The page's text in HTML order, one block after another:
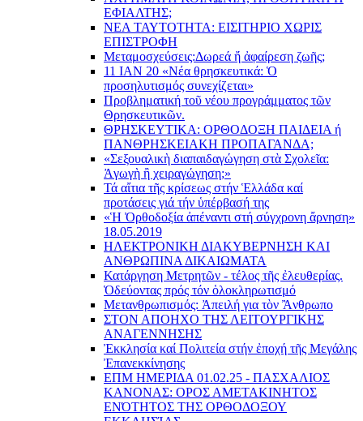
ΕΦΙΑΛΤΗΣ;
ΝΕΑ ΤΑΥΤΟΤΗΤΑ: ΕΙΣΙΤΗΡΙΟ ΧΩΡΙΣ
ΕΠΙΣΤΡΟΦΗ
Μεταμοσχεύσεις:Δωρεά ἤ ἀφαίρεση ζωῆς;
11 ΙΑΝ 20 «Νέα θρησκευτικά: Ὁ
προσηλυτισμός συνεχίζεται»
Προβληματική τοῦ νέου προγράμματος τῶν
Θρησκευτικῶν.
ΘΡΗΣΚΕΥΤΙΚΑ: ΟΡΘΟΔΟΞΗ ΠΑΙΔΕΙΑ ή
ΠΑΝΘΡΗΣΚΕΙΑΚΗ ΠΡΟΠΑΓΑΝΔΑ;
«Σεξουαλικὴ διαπαιδαγώγηση στὰ Σχολεῖα:
Ἀγωγὴ ἢ χειραγώγηση;»
Τά αἴτια τῆς κρίσεως στήν Ἑλλάδα καί
προτάσεις γιά τήν ὑπέρβασή της
«Ἡ Ὀρθοδοξία ἀπέναντι στή σύγχρονη ἄρνηση»
18.05.2019
ΗΛΕΚΤΡΟΝΙΚΗ ΔΙΑΚΥΒΕΡΝΗΣΗ ΚΑΙ
ΑΝΘΡΩΠΙΝΑ ΔΙΚΑΙΩΜΑΤΑ
Κατάργηση Μετρητῶν - τέλος τῆς ἐλευθερίας.
Ὁδεύοντας πρός τόν ὁλοκληρωτισμό
Μετανθρωπισμός: Ἀπειλή για τὸν Ἂνθρωπο
ΣΤΟΝ ΑΠΟΗΧΟ ΤΗΣ ΛΕΙΤΟΥΡΓΙΚΗΣ
ΑΝΑΓΕΝΝΗΣΗΣ
Ἐκκλησία καί Πολιτεία στήν ἐποχή τῆς Μεγάλης
Ἐπανεκκίνησης
ΕΠΜ ΗΜΕΡΙΔΑ 01.02.25 - ΠΑΣΧΑΛΙΟΣ
ΚΑΝΟΝΑΣ: ΟΡΟΣ ΑΜΕΤΑΚΙΝΗΤΟΣ
ΕΝΌΤΗΤΟΣ ΤΗΣ ΟΡΘΟΔΟΞΟΥ